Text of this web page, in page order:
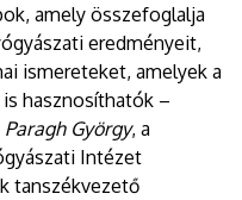
amely összefoglalja
eredményeit,
ismereteket, amelyek a
hasznosíthatók –
Paragh György, a
Intézet
tanszékvezető